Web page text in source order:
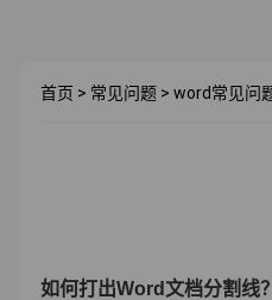
首页 > 常见问题 > word常见问
如何打出Word文档分割线？